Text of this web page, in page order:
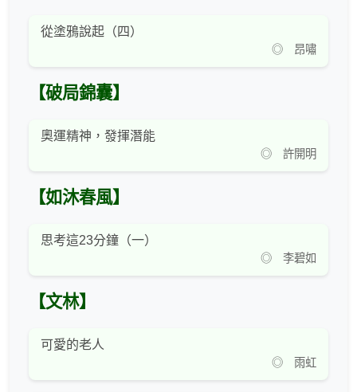
從塗鴉說起（四）
◎ 昂嘯
【破局錦囊】
奧運精神，發揮潛能
◎ 許開明
【如沐春風】
思考這23分鐘（一）
◎ 李碧如
【文林】
可愛的老人
◎ 雨虹